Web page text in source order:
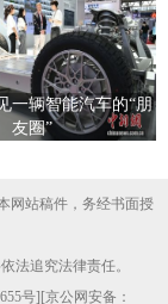
一辆智能汽车的“朋
友圈”
网站稿件，务经书面授
法追究法律责任。
号][京公网安备：